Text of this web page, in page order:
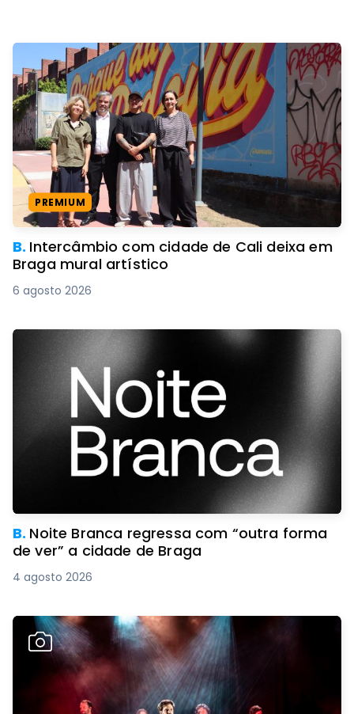
PREMIUM
B. Intercâmbio com cidade de Cali deixa em
Braga mural artístico
6 agosto 2026
B. Noite Branca regressa com “outra forma
de ver” a cidade de Braga
4 agosto 2026